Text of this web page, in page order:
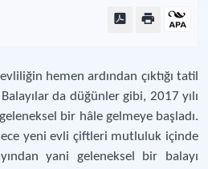
hemen ardından çıktığı tatil
da düğünler gibi, 2017 yılı
bir hâle gelmeye başladı.
yeni evli çiftleri mutluluk içinde
yani geleneksel bir balayı